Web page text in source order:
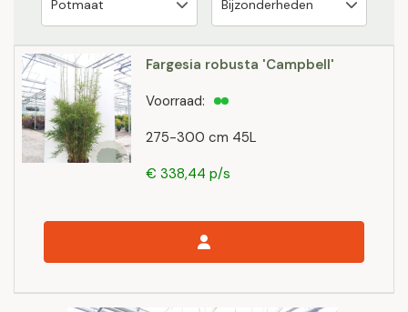
Fargesia robusta 'Campbell'
275-300 cm 45L
Voorraad:
€ 338,44 p/s